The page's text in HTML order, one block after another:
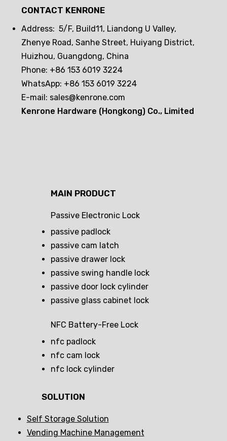
construir una línea de defensa
segura con cerraduras
electrónicas pasivas?
CONTACT KENRONE
Address: 5/F, Build11, Liandong U Valley,
Zhenye Road, Sanhe Street, Huiyang District,
Huizhou, Guangdong, China
Phone: +86 153 6019 3224
WhatsApp: +86 153 6019 3224
E-mail: sales@kenrone.com
Kenrone Hardware (Hongkong) Co., Limited
MAIN PRODUCT
Passive Electronic Lock
passive padlock
passive cam latch
passive drawer lock
passive swing handle lock
passive door lock cylinder
passive glass cabinet lock
NFC Battery-Free Lock
nfc padlock
nfc cam lock
nfc lock cylinder
SOLUTION
Self Storage Solution
Vending Machine Management